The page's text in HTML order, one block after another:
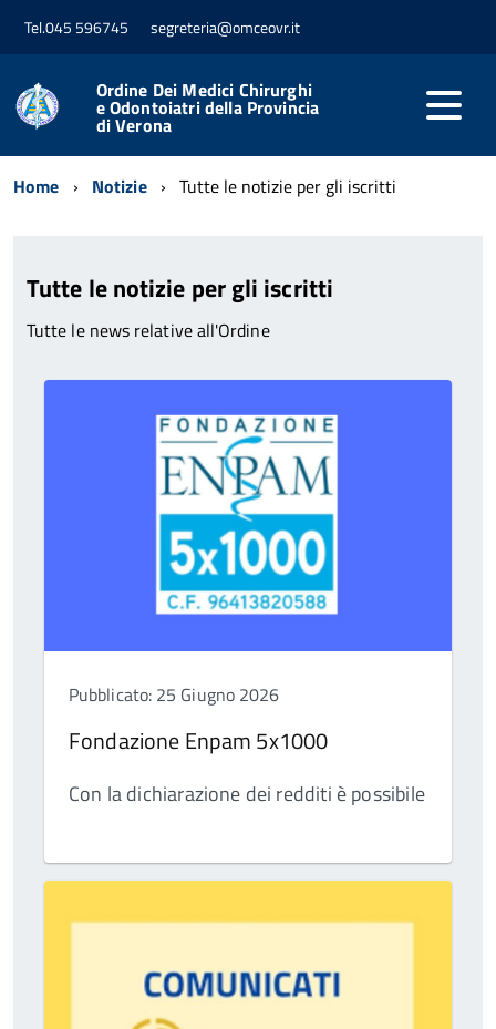
Tel.045 596745 segreteria@omceovr.it
Ordine Dei Medici Chirurghi
e Odontoiatri della Provincia
di Verona
Home Notizie Tutte le notizie per gli iscritti
Tutte le notizie per gli iscritti
Tutte le news relative all'Ordine
Pubblicato: 25 Giugno 2026
Fondazione Enpam 5x1000
Con la dichiarazione dei redditi è possibile